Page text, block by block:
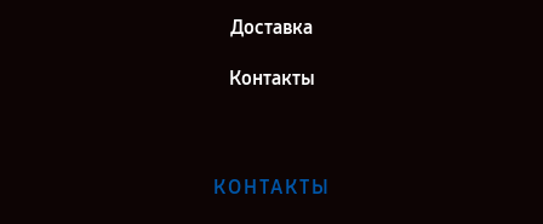
Доставка
Контакты
КОНТАКТЫ